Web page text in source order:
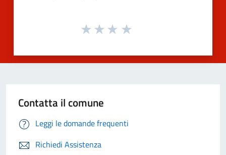
Contatta il comune
Leggi le domande frequenti
Richiedi Assistenza